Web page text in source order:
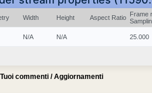
Width Height Aspect Ratio Frame
N/A N/A 25.000
commenti / Aggiornamenti